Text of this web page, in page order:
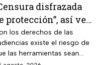
disfrazada
protección”, así ve
Ruíz los
a la Ley de
los derechos de las
existe el riesgo de
las herramientas sean